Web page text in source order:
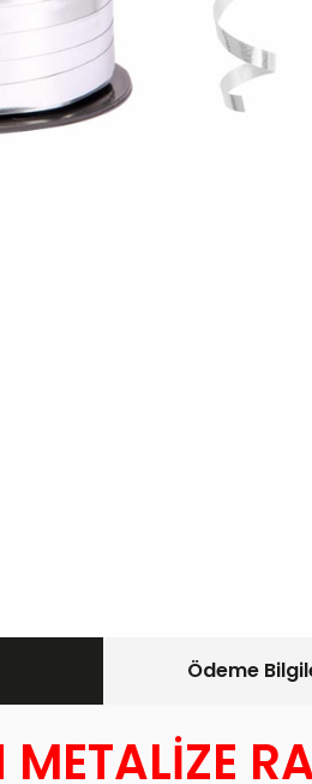
Ödeme